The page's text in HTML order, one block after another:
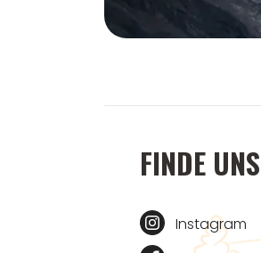
FINDE UNS
Instagram